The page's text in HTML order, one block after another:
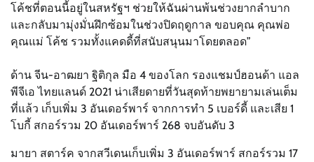
โค้ชที่ตอนนี้อยู่ในสหรัฐฯ ช่วยให้ฉันผ่านพ้นช่วงยากลำบาก
และกลับมามุ่งมั่นฝึกซ้อมในช่วงปิดฤดูกาล ขอบคุณ คุณพ่อ
คุณแม่ โค้ช รวมทั้งแคดดี้ที่สนับสนุนมาโดยตลอด”
ด้าน จีน-อาฒยา ฐิติกุล มือ 4 ของโลก รองแชมป์ฮอนด้า แอล
พีจีเอ ไทยแลนด์ 2021 น่าเสียดายที่วันสุดท้ายพยายามเล่นเต็ม
ที่แล้ว เก็บเพิ่ม 3 อันเดอร์พาร์ จากการทำ 5 เบอร์ดี้ และเสีย 1
โบกี้ สกอร์รวม 20 อันเดอร์พาร์ 268 จบอันดับ 3
มายา สตาร์ค จากสวีเดนเก็บเพิ่ม 3 อันเดอร์พาร์ สกอร์รวม 17